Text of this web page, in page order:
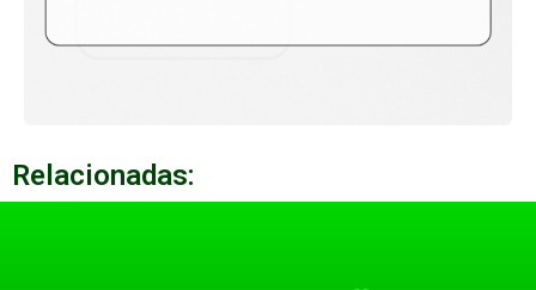
Relacionadas: